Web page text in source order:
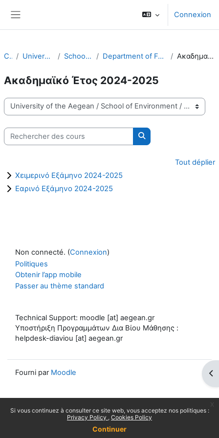
Si vous continuez à consulter ce site web, vous acceptez nos politiques :
Privacy Policy
Cookies Policy
Continuer
Connexion
Cours University of the Aegean School of Environment Department of Food Science and Nutrition - FNS Ακαδημαϊκό Έτος 2024-2025
Ακαδημαϊκό Έτος 2024-2025
Catégories de cours
Rechercher des cours
Rechercher des cours
Tout déplier
Χειμερινό Εξάμηνο 2024-2025
Εαρινό Εξάμηνο 2024-2025
Non connecté. (Connexion)
Politiques
Obtenir l’app mobile
Passer au thème standard
Technical Support: moodle [at] aegean.gr
Υποστήριξη Προγραμμάτων Δια Βίου Μάθησης :
helpdesk-diaviou [at] aegean.gr
Fourni par Moodle